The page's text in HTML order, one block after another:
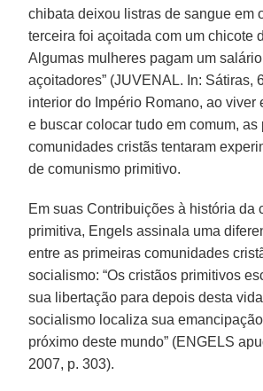
chibata deixou listras de sangue em
terceira foi açoitada com um chicote
Algumas mulheres pagam um
açoitadores” (JUVENAL. In: Sátiras,
interior do Império Romano, ao viver
e buscar colocar tudo em comum, as
comunidades cristãs tentaram
de comunismo primitivo.
Em suas Contribuições à história da
primitiva, Engels assinala uma
entre as primeiras comunidades
socialismo: “Os cristãos primitivos
sua libertação para depois desta
socialismo localiza sua
próximo deste mundo” (ENGELS
2007, p. 303).